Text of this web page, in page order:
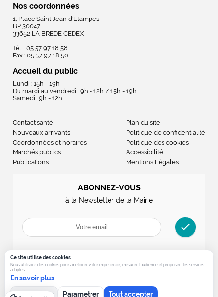
Nos coordonnées
1, Place Saint Jean d'Etampes
BP 30047
33652 LA BREDE CEDEX
Tél. : 05 57 97 18 58
Fax : 05 57 97 18 50
Accueil du public
Lundi : 15h - 19h
Du mardi au vendredi : 9h - 12h / 15h - 19h
Samedi : 9h - 12h
Contact santé
Nouveaux arrivants
Coordonnées et horaires
Marchés publics
Publications
Plan du site
Politique de confidentialité
Politique des cookies
Accessibilité
Mentions Légales
ABONNEZ-VOUS
à la Newsletter de la Mairie
check
Ce site utilise des cookies
Nous utilisons des cookies pour ameliorer votre experience, mesurer l’audience et proposer des services
adaptes.
En savoir plus
Tout refuser Parametrer Tout accepter